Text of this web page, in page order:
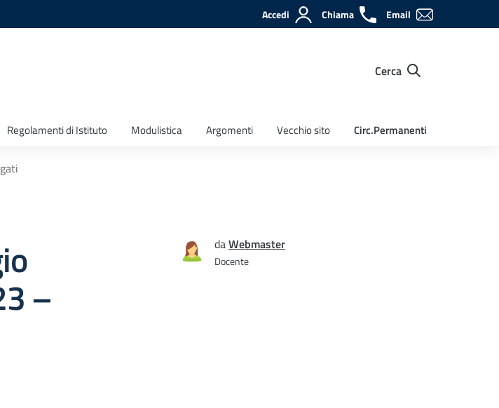
Accedi Chiama Email
Cerca
Regolamenti di Istituto Modulistica Argomenti Vecchio sito Circ.Permanenti
–
daWebmaster
Docente